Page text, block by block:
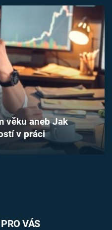
věku aneb Jak
v práci
VÁS